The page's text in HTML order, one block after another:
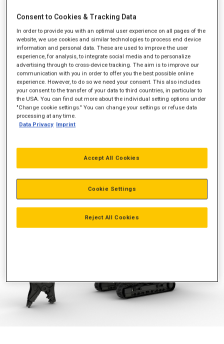
Få et tilbud
Motorydelse 445 hk
Vægt 55.000 kg
Max pin højde 12,85 m
Consent to Cookies & Tracking Data
In order to provide you with an optimal user experience on all pages of the
website, we use cookies and similar technologies to process end device
information and personal data. These are used to improve the user
experience, for analysis, to integrate social media and to personalize
advertising through to cross-device tracking. The aim is to improve our
communication with you in order to offer you the best possible online
experience. However, to do so we need your consent. This also includes
your consent to the transfer of your data to third countries, in particular to
the USA. You can find out more about the individual setting options under
"Change cookie settings." You can change your settings or refuse data
processing at any time.
Data Privacy Imprint
Reject All Cookies
Accept All Cookies
Cookie Settings